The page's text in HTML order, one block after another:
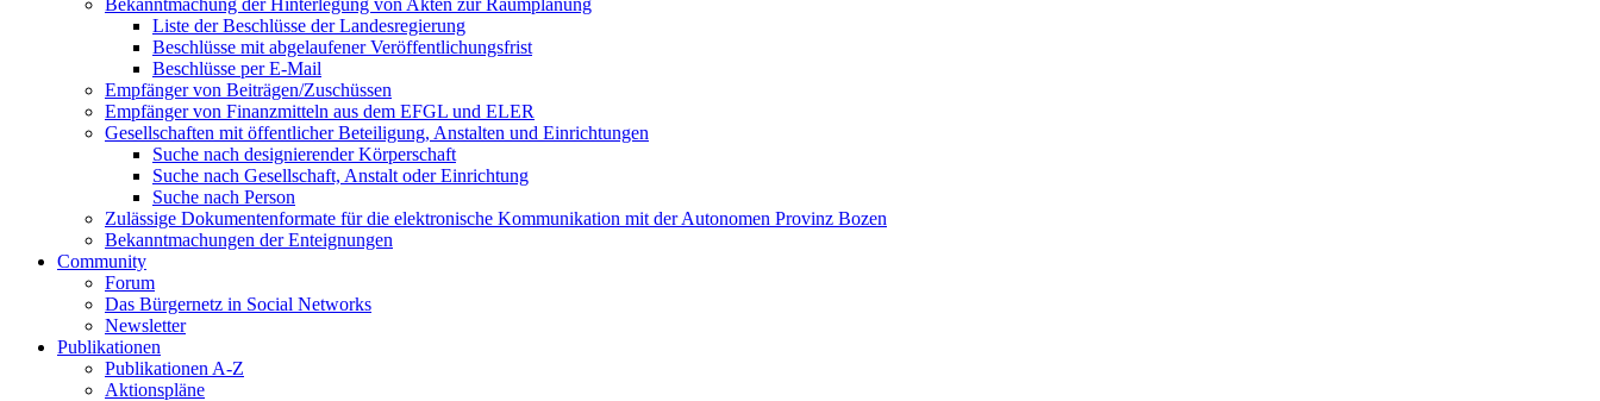
Liste der Beschlüsse der Landesregierung
Beschlüsse mit abgelaufener Veröffentlichungsfrist
Beschlüsse per E-Mail
Empfänger von Beiträgen/Zuschüssen
Empfänger von Finanzmitteln aus dem EFGL und ELER
Gesellschaften mit öffentlicher Beteiligung, Anstalten und Einrichtungen
Suche nach designierender Körperschaft
Suche nach Gesellschaft, Anstalt oder Einrichtung
Suche nach Person
Zulässige Dokumentenformate für die elektronische Kommunikation mit der Autonomen Provinz Bozen
Bekanntmachungen der Enteignungen
Community
Forum
Das Bürgernetz in Social Networks
Newsletter
Publikationen
Publikationen A-Z
Aktionspläne